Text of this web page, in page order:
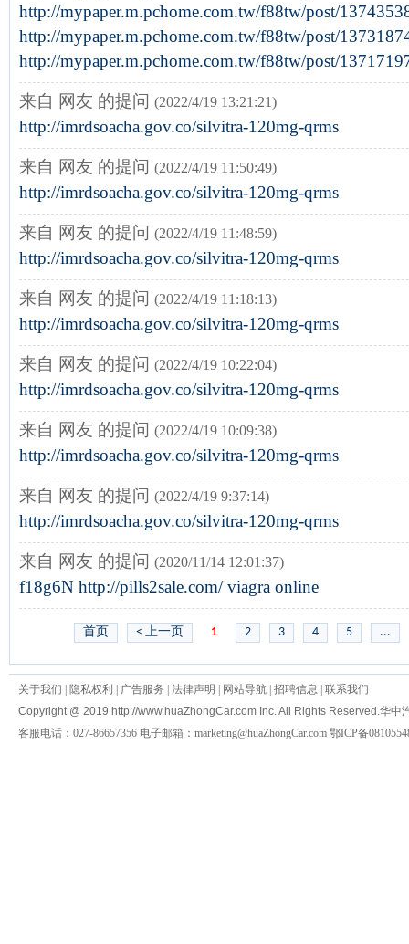
http://mypaper.m.pchome.com.tw/f88tw/post/
http://mypaper.m.pchome.com.tw/f88tw/post/
http://mypaper.m.pchome.com.tw/f88tw/post/
来自 网友 的提问 (2022/4/19 13:21:21)
http://imrdsoacha.gov.co/silvitra-120mg-qrms
来自 网友 的提问 (2022/4/19 11:50:49)
http://imrdsoacha.gov.co/silvitra-120mg-qrms
来自 网友 的提问 (2022/4/19 11:48:59)
http://imrdsoacha.gov.co/silvitra-120mg-qrms
来自 网友 的提问 (2022/4/19 11:18:13)
http://imrdsoacha.gov.co/silvitra-120mg-qrms
来自 网友 的提问 (2022/4/19 10:22:04)
http://imrdsoacha.gov.co/silvitra-120mg-qrms
来自 网友 的提问 (2022/4/19 10:09:38)
http://imrdsoacha.gov.co/silvitra-120mg-qrms
来自 网友 的提问 (2022/4/19 9:37:14)
http://imrdsoacha.gov.co/silvitra-120mg-qrms
来自 网友 的提问 (2020/11/14 12:01:37)
f18g6N http://pills2sale.com/ viagra online
首页 < 上一页 1 2 3 4 5 ...
关于我们 隐私权利 广告服务 法律声明 网站导航 招聘信息
联系我们
Copyright @ 2019 http://www.huaZhongCar.com Inc. All Rights Reserved.华中
客服电话：027-86657356 电子邮箱：marketing@huaZhongCar.com 鄂ICP备